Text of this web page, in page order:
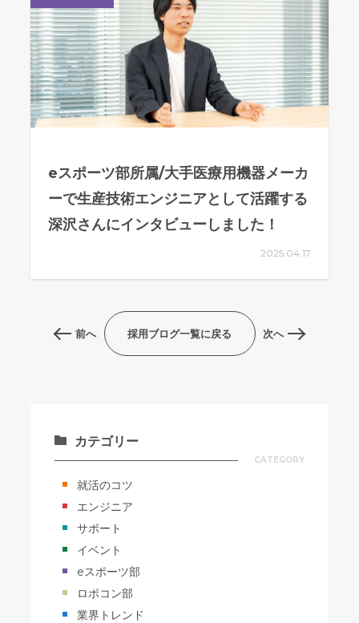
eスポーツ部所属/大手医療用機器メーカ
ーで生産技術エンジニアとして活躍する
深沢さんにインタビューしました！
2025.04.17
前へ 採用ブログ一覧に戻る 次へ
カテゴリー
CATEGORY
就活のコツ
エンジニア
サポート
イベント
eスポーツ部
ロボコン部
業界トレンド